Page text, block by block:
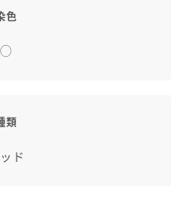
色
◯
類
ド